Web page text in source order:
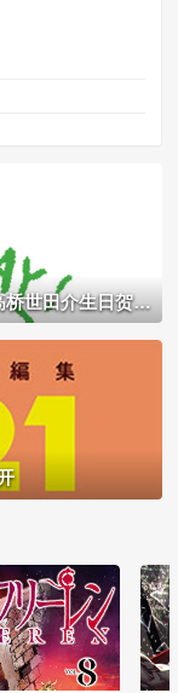
介生日贺图公开